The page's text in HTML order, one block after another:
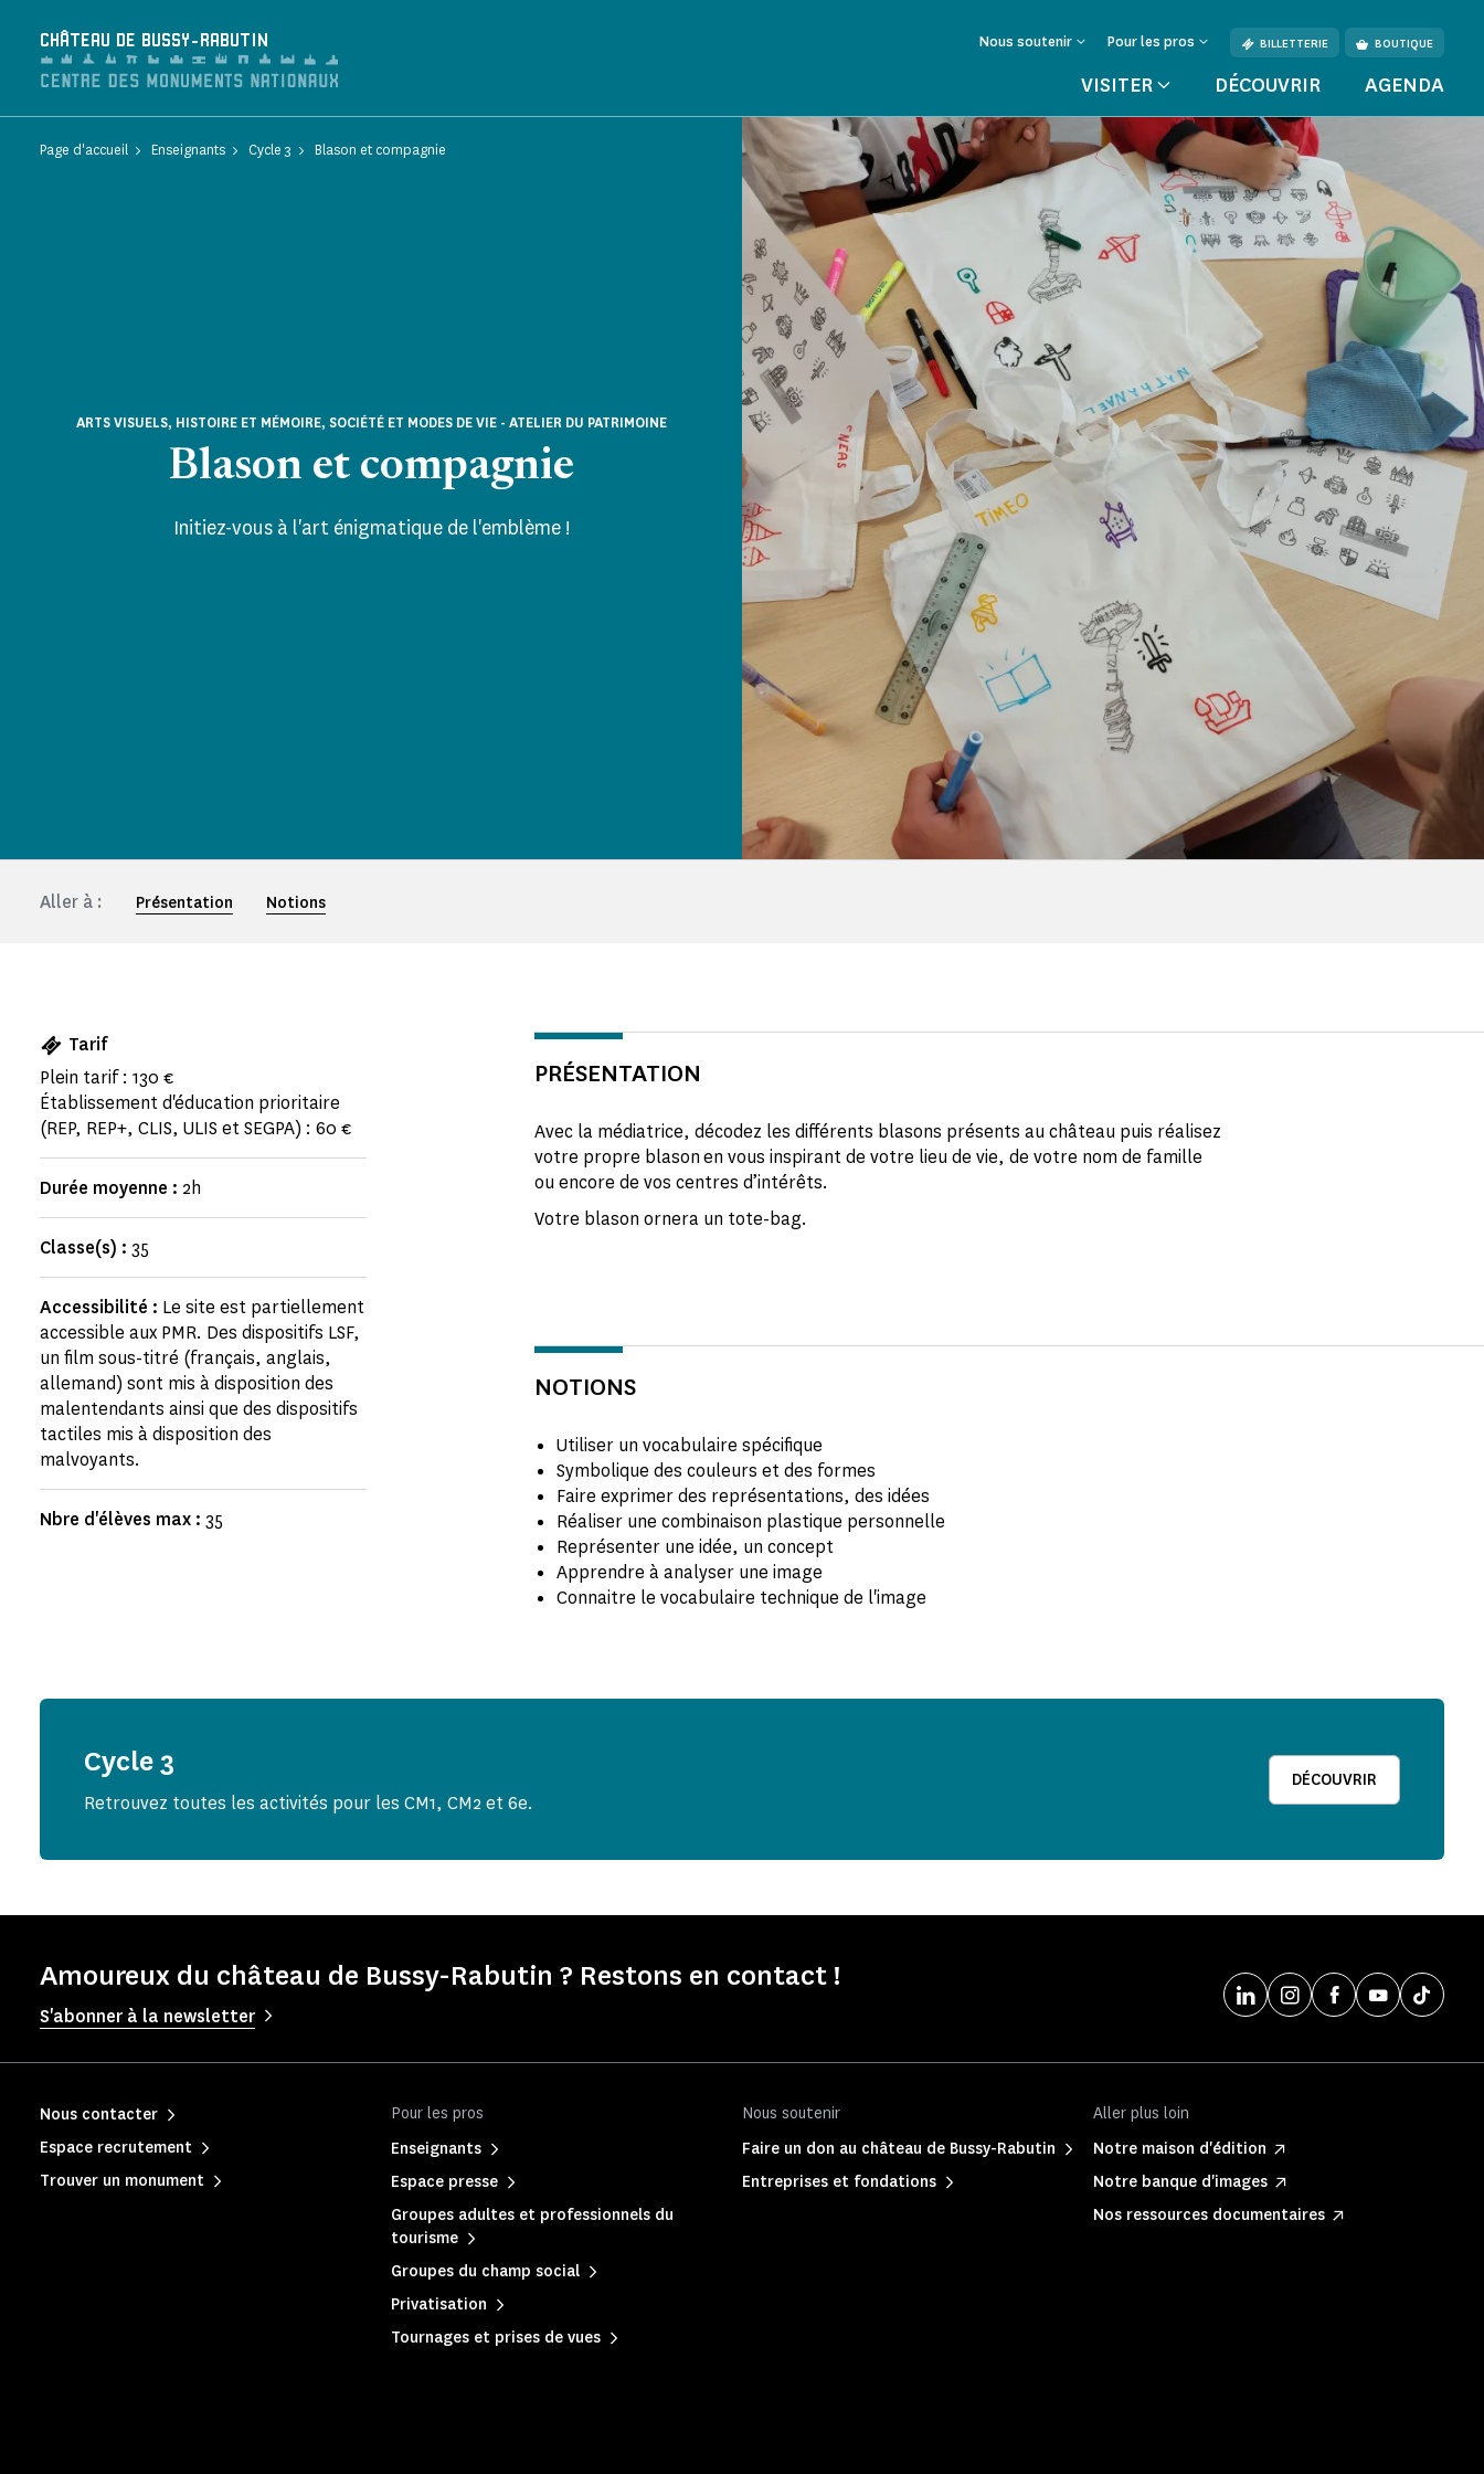
CHÂTEAU DE BUSSY-RABUTIN Nous soutenir Pour les pros BILLETTERIE BOUTIQUE
VISITER DÉCOUVRIR AGENDA
Page d'accueil Enseignants Cycle 3 Blason et compagnie
Blason et compagnie
ARTS VISUELS, HISTOIRE ET MÉMOIRE, SOCIÉTÉ ET MODES DE VIE - ATELIER DU PATRIMOINE
Initiez-vous à l'art énigmatique de l'emblème !
Aller à : Présentation Notions
Tarif
Plein tarif : 130 €
Établissement d'éducation prioritaire
(REP, REP+, CLIS, ULIS et SEGPA) : 60 €
Durée moyenne : 2h
Classe(s) : 35
Accessibilité : Le site est partiellement
accessible aux PMR. Des dispositifs LSF,
un film sous-titré (français, anglais,
allemand) sont mis à disposition des
malentendants ainsi que des dispositifs
tactiles mis à disposition des
malvoyants.
Nbre d'élèves max : 35
PRÉSENTATION
Avec la médiatrice, décodez les différents blasons présents au château puis réalisez
votre propre blason en vous inspirant de votre lieu de vie, de votre nom de famille
ou encore de vos centres d’intérêts.
Votre blason ornera un tote-bag.
NOTIONS
Utiliser un vocabulaire spécifique
Symbolique des couleurs et des formes
Faire exprimer des représentations, des idées
Réaliser une combinaison plastique personnelle
Représenter une idée, un concept
Apprendre à analyser une image
Connaitre le vocabulaire technique de l'image
Cycle 3
Retrouvez toutes les activités pour les CM1, CM2 et 6e.
DÉCOUVRIR
Amoureux du château de Bussy-Rabutin ? Restons en contact !
S'abonner à la newsletter
Pour les pros
Enseignants
Espace presse
Groupes adultes et professionnels du
tourisme
Groupes du champ social
Privatisation
Tournages et prises de vues
Nous soutenir
Faire un don au château de Bussy-Rabutin
Entreprises et fondations
Aller plus loin
Notre maison d'édition
Notre banque d'images
Nos ressources documentaires
Nous contacter
Espace recrutement
Trouver un monument